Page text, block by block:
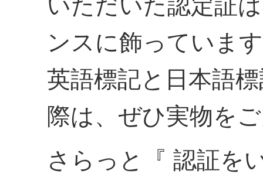
いただいた認定証
ンスに飾っていま
英語標記と日本語
際は、ぜひ実物を
さらっと『 認証を